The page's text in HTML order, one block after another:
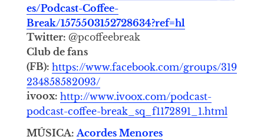
es/Podcast-Coffee-
Break/1575503152728634?ref=hl
Twitter: @pcoffeebreak
Club de fans
(FB): https://www.facebook.com/groups/319
234858582093/
ivoox: http://www.ivoox.com/podcast-
podcast-coffee-break_sq_f1172891_1.html
MÚSICA:Acordes Menores